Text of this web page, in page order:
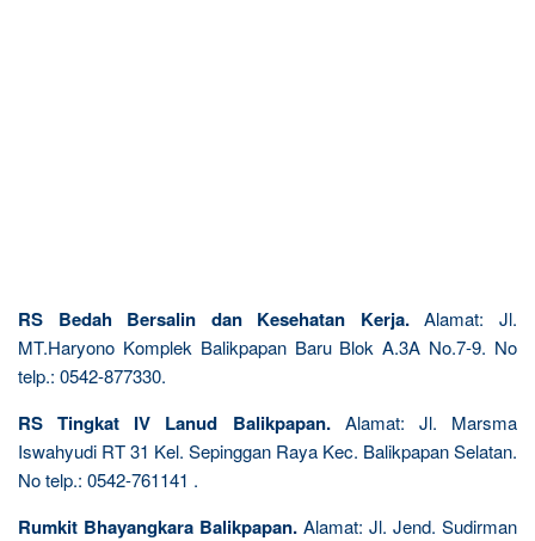
RS Bedah Bersalin dan Kesehatan Kerja.Alamat: Jl.
MT.Haryono Komplek Balikpapan Baru Blok A.3A No.7-9. No
telp.: 0542-877330.
RS Tingkat IV Lanud Balikpapan.Alamat: Jl. Marsma
Iswahyudi RT 31 Kel. Sepinggan Raya Kec. Balikpapan Selatan.
No telp.: 0542-761141 .
Rumkit Bhayangkara Balikpapan. Alamat: Jl. Jend. Sudirman